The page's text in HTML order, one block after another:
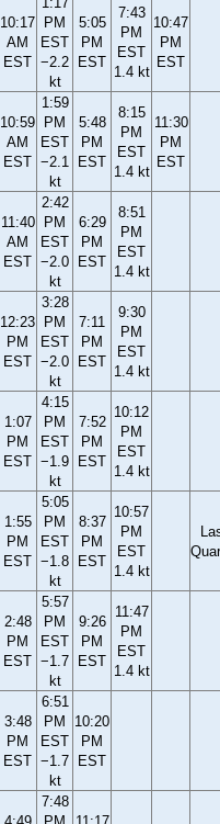
10:17
AM
EST
PM
EST
−2.2
kt
5:05
PM
EST
7:43
PM
EST
1.4 kt
10:47
PM
EST
10:59
AM
EST
1:59
PM
EST
−2.1
kt
5:48
PM
EST
8:15
PM
EST
1.4 kt
11:30
PM
EST
11:40
AM
EST
2:42
PM
EST
−2.0
kt
6:29
PM
EST
8:51
PM
EST
1.4 kt
12:23
PM
EST
3:28
PM
EST
−2.0
kt
7:11
PM
EST
9:30
PM
EST
1.4 kt
1:07
PM
EST
4:15
PM
EST
−1.9
kt
7:52
PM
EST
10:12
PM
EST
1.4 kt
1:55
PM
EST
5:05
PM
EST
−1.8
kt
8:37
PM
EST
10:57
PM
EST
1.4 kt
2:48
PM
EST
5:57
PM
EST
−1.7
kt
9:26
PM
EST
11:47
PM
EST
1.4 kt
3:48
PM
EST
6:51
PM
EST
−1.7
kt
10:20
PM
EST
7:48